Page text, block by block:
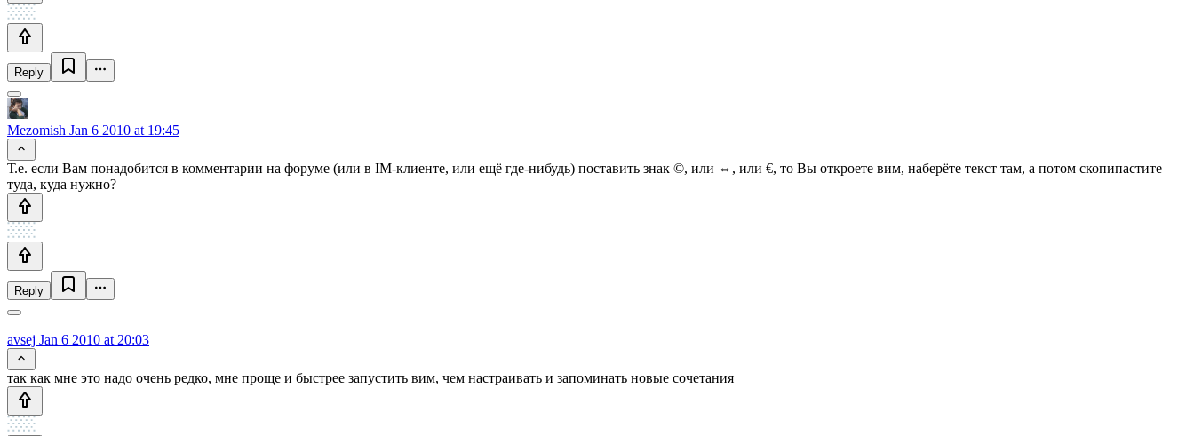
Reply
Mezomish Jan 6 2010 at 19:45
Т.е. если Вам понадобится в комментарии на форуме (или в IM-клиенте, или ещё где-нибудь) поставить знак ©, или ⇔, или €, то Вы откроете вим, наберёте текст там, а потом скопипастите
туда, куда нужно?
Reply
avsej Jan 6 2010 at 20:03
так как мне это надо очень редко, мне проще и быстрее запустить вим, чем настраивать и запоминать новые сочетания